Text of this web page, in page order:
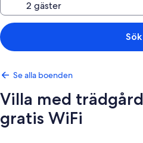
Sök
Se alla boenden
Villa med
gratis WiFi